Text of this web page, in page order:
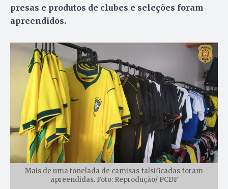
presas e produtos de clubes e seleções foram
apreendidos.
Mais de uma tonelada de camisas falsificadas foram
apreendidas. Foto: Reprodução/ PCDF